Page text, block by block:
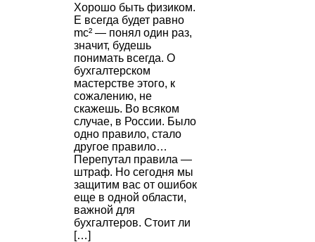
Хорошо быть физиком.
E всегда будет равно
mc² — понял один раз,
значит, будешь
понимать всегда. О
бухгалтерском
мастерстве этого, к
сожалению, не
скажешь. Во всяком
случае, в России. Было
одно правило, стало
другое правило…
Перепутал правила —
штраф. Но сегодня мы
защитим вас от ошибок
еще в одной области,
важной для
бухгалтеров. Стоит ли
[…]